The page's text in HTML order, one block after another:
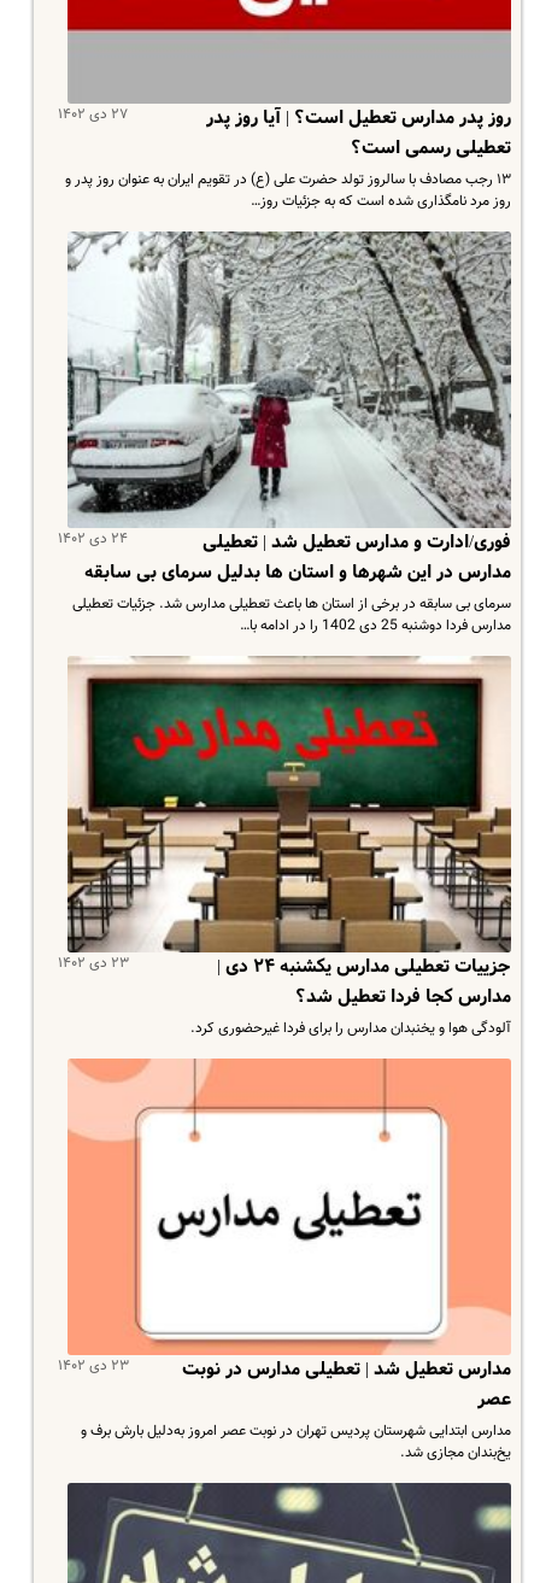
۲۷ دی ۱۴۰۲
روز پدر مدارس تعطیل است؟ | آیا روز پدر
تعطیلی رسمی است؟
۱۳ رجب مصادف با سالروز تولد حضرت علی (ع) در تقویم ایران به عنوان روز پدر و
روز مرد نامگذاری شده است که به جزئیات روز…
۲۴ دی ۱۴۰۲
فوری/ادارت و مدارس تعطیل شد | تعطیلی
مدارس در این شهرها و استان ها بدلیل سرمای بی سابقه
سرمای بی سابقه در برخی از استان ها باعث تعطیلی مدارس شد. جزئیات تعطیلی
مدارس فردا دوشنبه 25 دی 1402 را در ادامه با…
۲۳ دی ۱۴۰۲
جزییات تعطیلی مدارس یکشنبه ۲۴ دی |
مدارس کجا فردا تعطیل شد؟
آلودگی هوا و یخنبدان مدارس را برای فردا غیرحضوری کرد.
۲۳ دی ۱۴۰۲
مدارس تعطیل شد | تعطیلی مدارس در نوبت
عصر
مدارس ابتدایی شهرستان پردیس تهران در نوبت عصر امروز به‌دلیل بارش برف و
یخ‌بندان مجازی شد.